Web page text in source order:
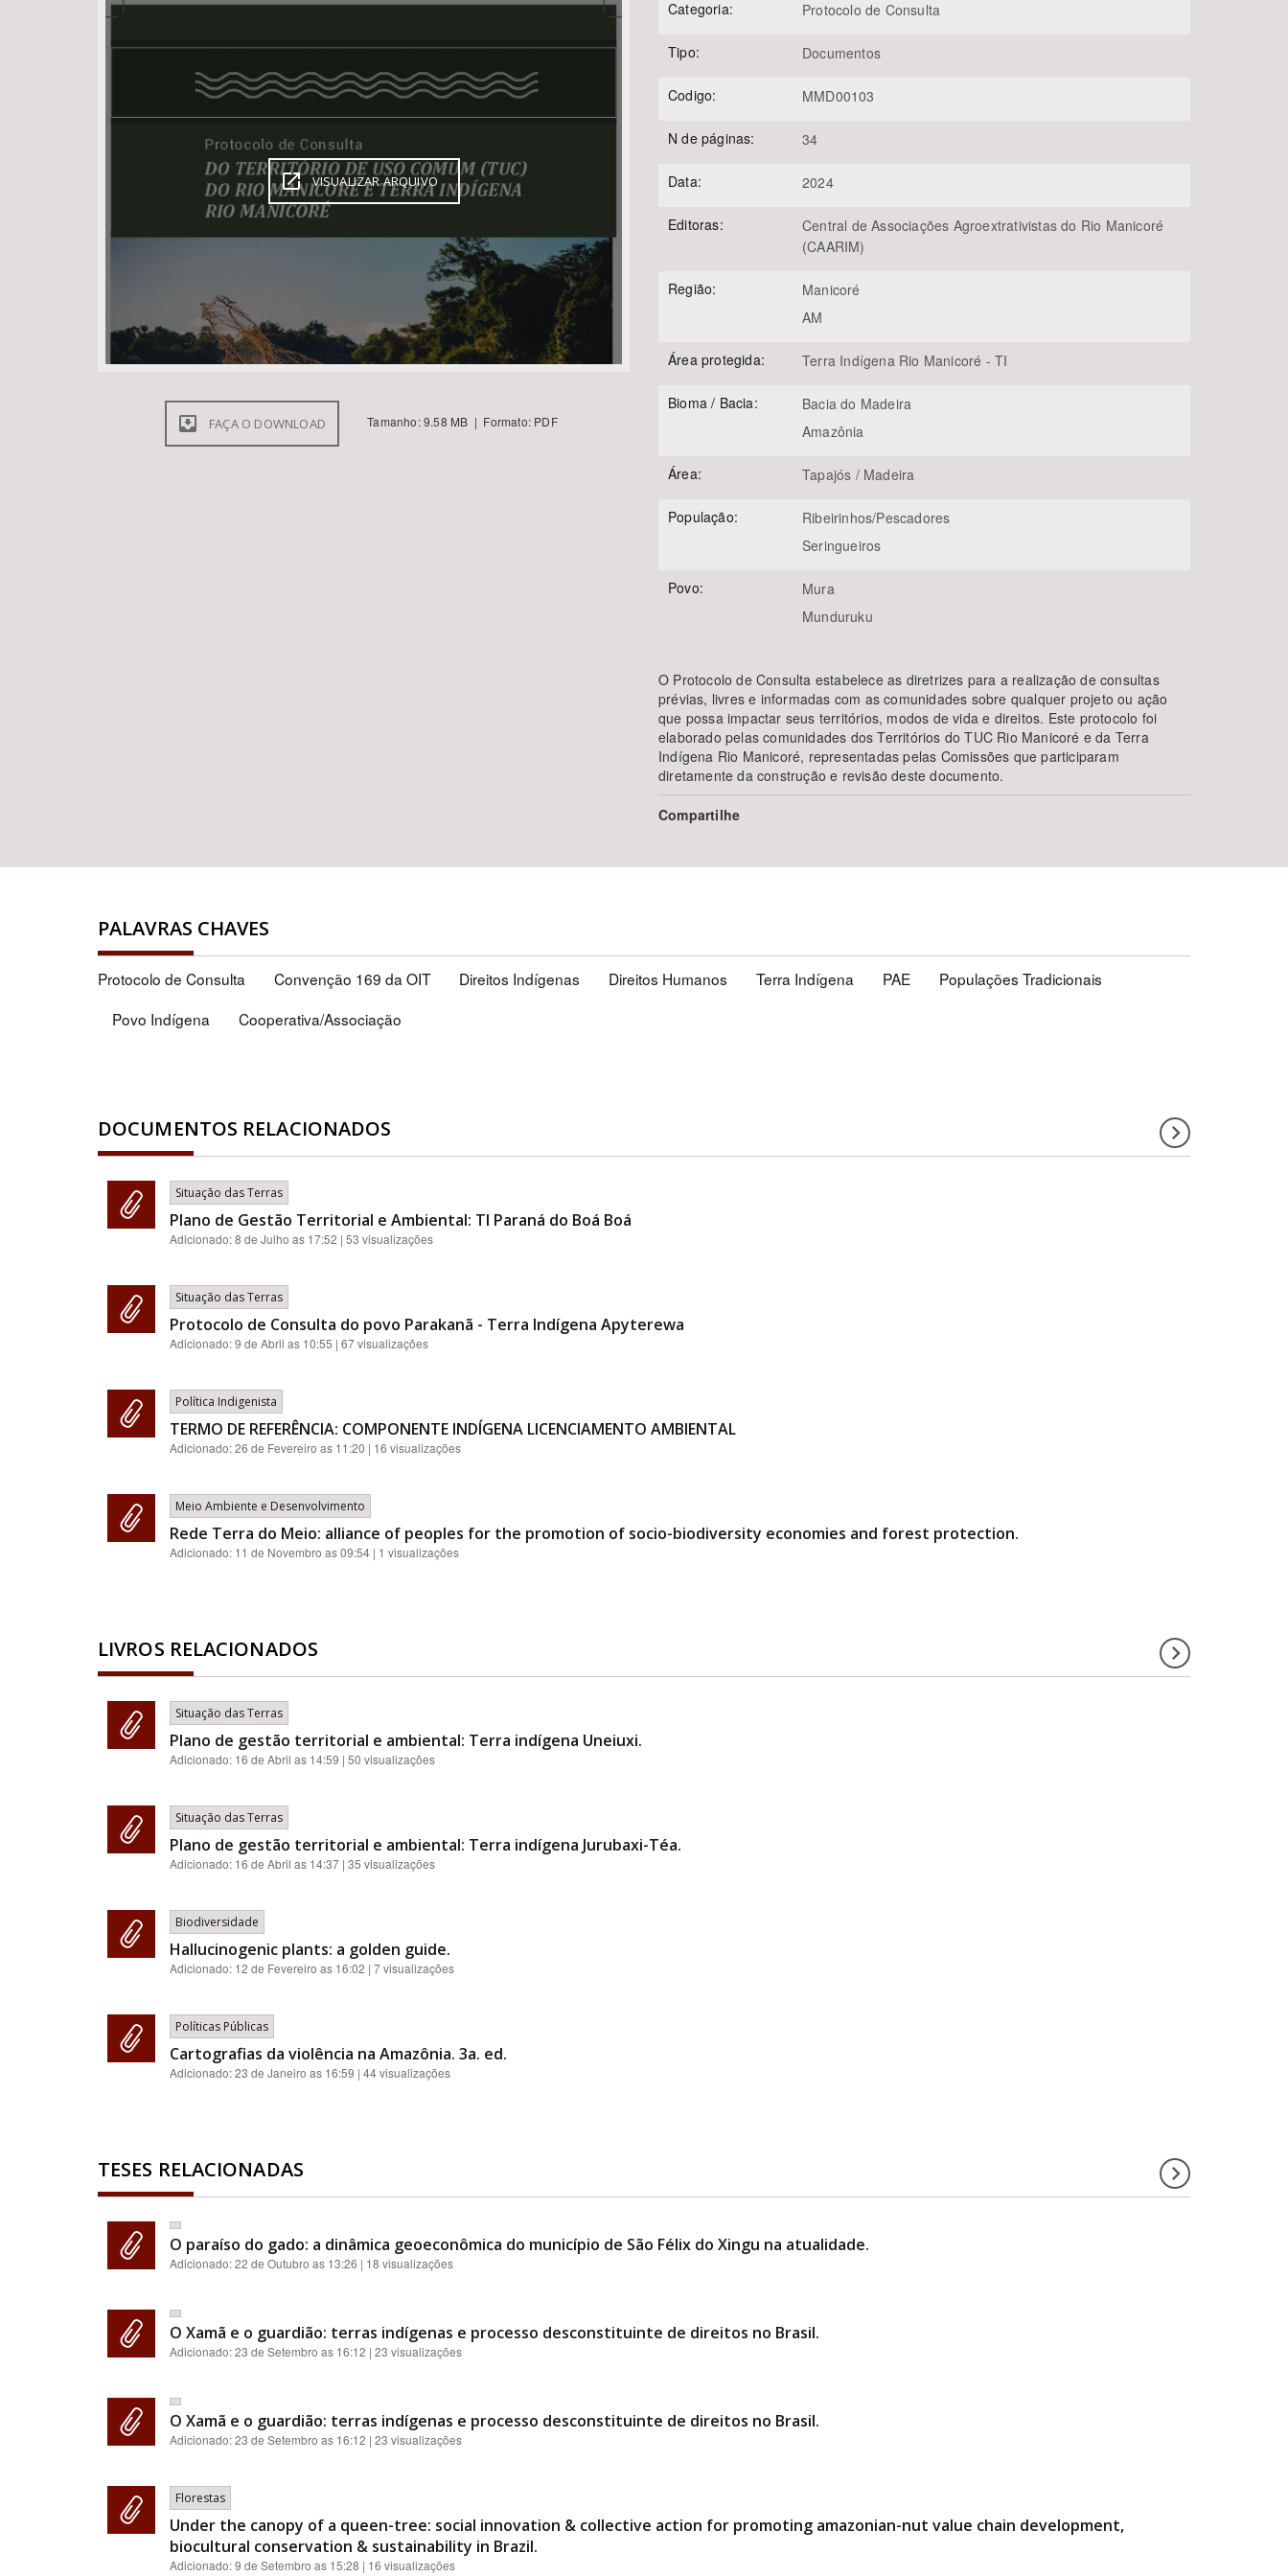
Área de Levantamento Área Protegida
VISUALIZAR ARQUIVO
FAÇA O DOWNLOAD Tamanho: 9.58 MB | Formato: PDF
Categoria: Protocolo de Consulta
Tipo: Documentos
Codigo: MMD00103
N de páginas: 34
Data: 2024
Editoras:
Central de Associações Agroextrativistas do Rio Manicoré
(CAARIM)
Região:
Manicoré
AM
Área protegida: Terra Indígena Rio Manicoré - TI
Bioma / Bacia:
Bacia do Madeira
Amazônia
Área: Tapajós / Madeira
População:
Ribeirinhos/Pescadores
Seringueiros
Povo:
Mura
Munduruku
O Protocolo de Consulta estabelece as diretrizes para a realização de consultas
prévias, livres e informadas com as comunidades sobre qualquer projeto ou ação
que possa impactar seus territórios, modos de vida e direitos. Este protocolo foi
elaborado pelas comunidades dos Territórios do TUC Rio Manicoré e da Terra
Indígena Rio Manicoré, representadas pelas Comissões que participaram
diretamente da construção e revisão deste documento.
Compartilhe
PALAVRAS CHAVES
Protocolo de Consulta Convenção 169 da OIT Direitos Indígenas Direitos Humanos Terra Indígena PAE
Populações Tradicionais
Povo Indígena
Cooperativa/Associação
DOCUMENTOS RELACIONADOS
Situação das Terras
Plano de Gestão Territorial e Ambiental: TI Paraná do Boá Boá
Adicionado:8 de Julho as 17:52 | 53 visualizações
Situação das Terras
Protocolo de Consulta do povo Parakanã - Terra Indígena Apyterewa
Adicionado:9 de Abril as 10:55 | 67 visualizações
Política Indigenista
TERMO DE REFERÊNCIA: COMPONENTE INDÍGENA LICENCIAMENTO AMBIENTAL
Adicionado:26 de Fevereiro as 11:20 | 16 visualizações
Meio Ambiente e Desenvolvimento
Rede Terra do Meio: alliance of peoples for the promotion of socio-biodiversity economies and forest protection.
Adicionado: 11 de Novembro as 09:54 | 1 visualizações
LIVROS RELACIONADOS
Situação das Terras
Plano de gestão territorial e ambiental: Terra indígena Uneiuxi.
Adicionado: 16 de Abril as 14:59 | 50 visualizações
Situação das Terras
Plano de gestão territorial e ambiental: Terra indígena Jurubaxi-Téa.
Adicionado: 16 de Abril as 14:37 | 35 visualizações
Biodiversidade
Hallucinogenic plants: a golden guide.
Adicionado: 12 de Fevereiro as 16:02 | 7 visualizações
Políticas Públicas
Cartografias da violência na Amazônia. 3a. ed.
Adicionado:23 de Janeiro as 16:59 | 44 visualizações
TESES RELACIONADAS
O paraíso do gado: a dinâmica geoeconômica do município de São Félix do Xingu na atualidade.
Adicionado:22 de Outubro as 13:26 | 18 visualizações
O Xamã e o guardião: terras indígenas e processo desconstituinte de direitos no Brasil.
Adicionado:23 de Setembro as 16:12 | 23 visualizações
O Xamã e o guardião: terras indígenas e processo desconstituinte de direitos no Brasil.
Adicionado:23 de Setembro as 16:12 | 23 visualizações
Florestas
Under the canopy of a queen-tree: social innovation & collective action for promoting amazonian-nut value chain development,
biocultural conservation & sustainability in Brazil.
Adicionado:9 de Setembro as 15:28 | 16 visualizações